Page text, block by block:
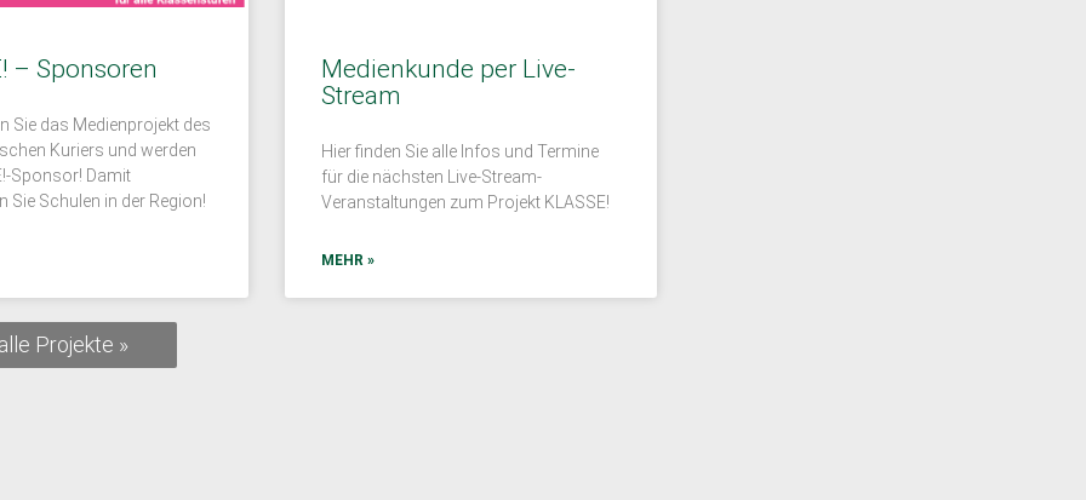
– Sponsoren
Sie das Medienprojekt des
Kuriers und werden
Sponsor! Damit
Sie Schulen in der Region!
Medienkunde per Live-
Stream
Hier finden Sie alle Infos und Termine
für die nächsten Live-Stream-
Veranstaltungen zum Projekt KLASSE!
MEHR »
Projekte »